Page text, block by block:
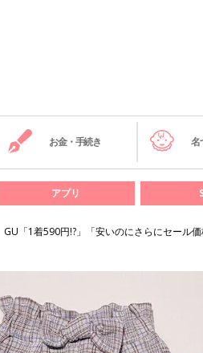
お金・手続き 名
アプリ
GU「1着590円!?」「安いのにさらにセール